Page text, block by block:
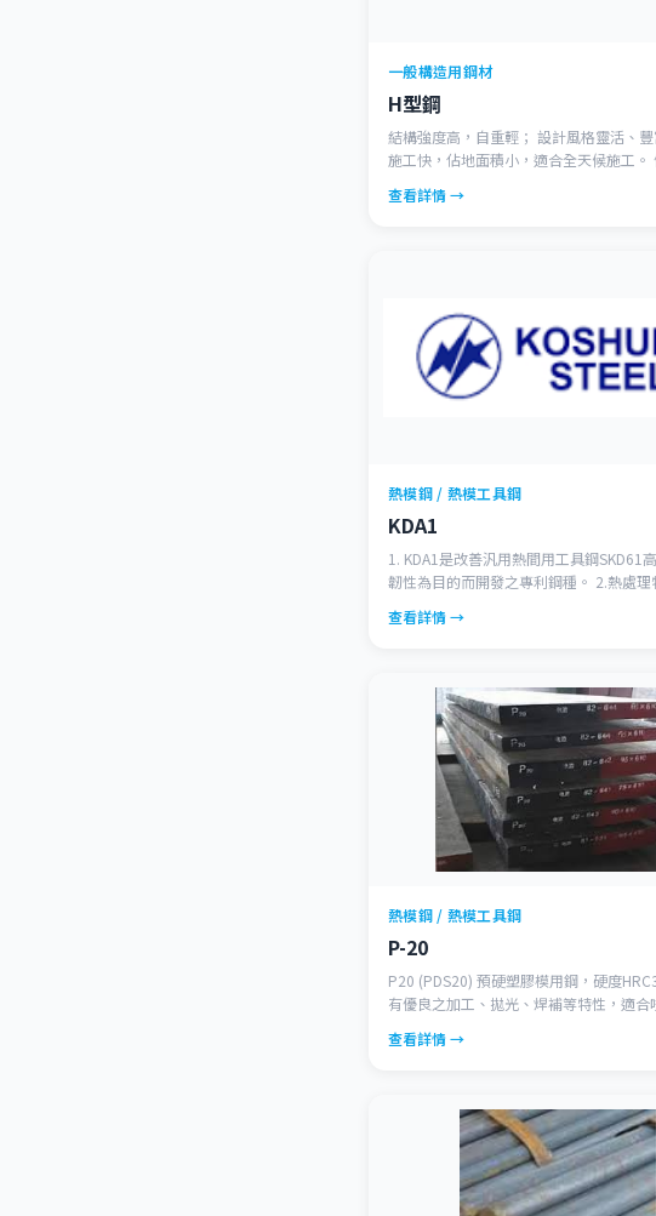
一般構造用鋼材
H型鋼
結構強度高，自重輕； 設計風格靈活、豐富； 工程
施工快，佔地面積小，適合全天候施工。 便於機械加
建築」的新型鋼材，採用H型鋼可以有效保
查看詳情 →
熱模鋼 / 熱模工具鋼
KDA1
1. KDA1是改善汎用熱間用工具鋼SKD61
韌性為目的而開發之專利鋼種。 2.熱處理特性與
高溫疲勞性、耐熱龜裂性更加良好。(JIS
查看詳情 →
熱模鋼 / 熱模工具鋼
P-20
P20 (PDS20) 預硬塑膠模用鋼，硬度
有優良之加工、拋光、焊補等特性，適合
查看詳情 →